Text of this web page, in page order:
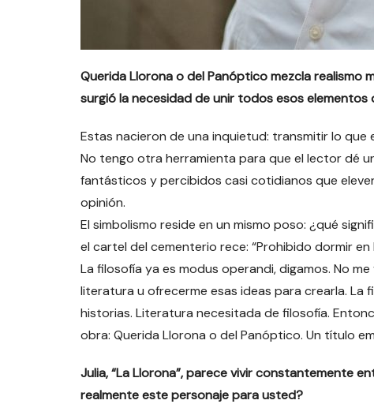
Querida Llorona o del Panóptico mezcla realismo
surgió la necesidad de unir todos esos elementos
Estas nacieron de una inquietud: transmitir lo que
No tengo otra herramienta para que el lector dé
fantásticos y percibidos casi cotidianos que
opinión.
El simbolismo reside en un mismo poso: ¿qué
el cartel del cementerio rece: “Prohibido dormir en
La filosofía ya es modus operandi, digamos. No
literatura u ofrecerme esas ideas para crearla.
historias. Literatura necesitada de filosofía.
obra: Querida Llorona o del Panóptico. Un título
Julia, “La Llorona”, parece vivir constantemente
realmente este personaje para usted?